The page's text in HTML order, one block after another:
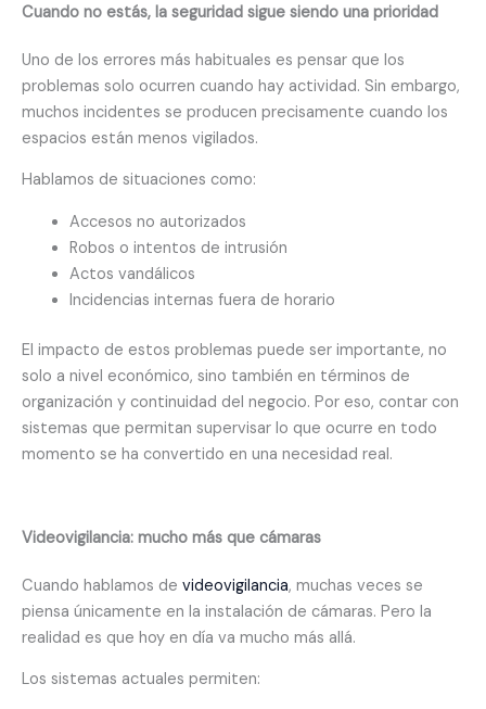
Cuando no estás, la seguridad sigue siendo una prioridad
Uno de los errores más habituales es pensar que los
problemas solo ocurren cuando hay actividad. Sin embargo,
muchos incidentes se producen precisamente cuando los
espacios están menos vigilados.
Hablamos de situaciones como:
Accesos no autorizados
Robos o intentos de intrusión
Actos vandálicos
Incidencias internas fuera de horario
El impacto de estos problemas puede ser importante, no
solo a nivel económico, sino también en términos de
organización y continuidad del negocio. Por eso, contar con
sistemas que permitan supervisar lo que ocurre en todo
momento se ha convertido en una necesidad real.
Videovigilancia: mucho más que cámaras
Cuando hablamos de videovigilancia, muchas veces se
piensa únicamente en la instalación de cámaras. Pero la
realidad es que hoy en día va mucho más allá.
Los sistemas actuales permiten: